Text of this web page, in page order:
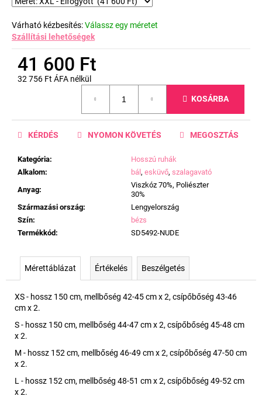
Várható kézbesítés:Válassz egy méretet
Szállítási lehetőségek
41 600 Ft
32 756 Ft ÁFA nélkül
KOSÁRBA
Kategória:
Hosszú ruhák
Alkalom: bál, esküvő, szalagavató
Anyag:
Viszkóz 70%, Poliészter
30%
Származási ország:
Lengyelország
Szín:
bézs
Termékkód: SD5492-NUDE
KÉRDÉS NYOMON KÖVETÉS MEGOSZTÁS
Mérettáblázat Értékelés Beszélgetés
XS - hossz 150 cm, mellbőség 42-45 cm x 2, csípőbőség 43-46
cm x 2.
S - hossz 150 cm, mellbőség 44-47 cm x 2, csípőbőség 45-48 cm
x 2.
M - hossz 152 cm, mellbőség 46-49 cm x 2, csípőbőség 47-50 cm
x 2.
L - hossz 152 cm, mellbőség 48-51 cm x 2, csípőbőség 49-52 cm
x 2.